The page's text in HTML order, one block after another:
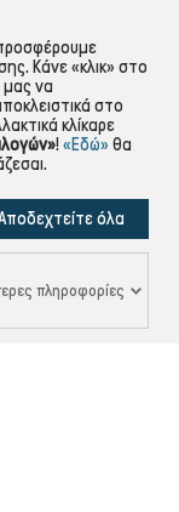
Κάνε «κλικ» στο
μας να
στο
κλίκαρε
! «Εδώ» θα
όλα
πληροφορίες